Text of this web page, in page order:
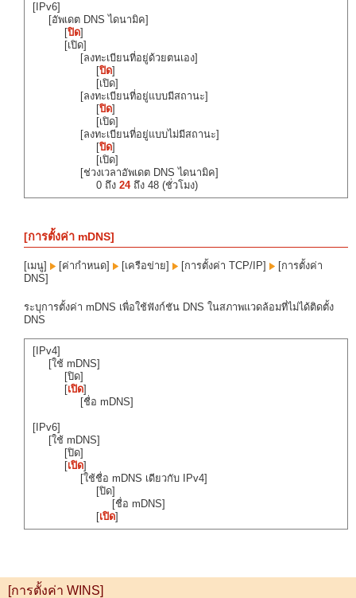
[IPv6]
[อัพเดต DNS ไดนามิค]
[ปิด]
[เปิด]
[ลงทะเบียนที่อยู่ด้วยตนเอง]
[ปิด]
[เปิด]
[ลงทะเบียนที่อยู่แบบมีสถานะ]
[ปิด]
[เปิด]
[ลงทะเบียนที่อยู่แบบไม่มีสถานะ]
[ปิด]
[เปิด]
[ช่วงเวลาอัพเดต DNS ไดนามิค]
0 ถึง 24ถึง 48 (ชั่วโมง)
[การตั้งค่า mDNS]
[เมนู] [ค่ากำหนด] [เครือข่าย] [การตั้งค่า TCP/IP]
[การตั้งค่า
DNS]
ระบุการตั้งค่า mDNS เพื่อใช้ฟังก์ชัน DNS ในสภาพแวดล้อมที่ไม่ได้ติดตั้ง
DNS
[IPv4]
[ใช้ mDNS]
[ปิด]
[เปิด]
[ชื่อ mDNS]
[IPv6]
[ใช้ mDNS]
[ปิด]
[เปิด]
[ใช้ชื่อ mDNS เดียวกับ IPv4]
[ปิด]
[ชื่อ mDNS]
[เปิด]
[การตั้งค่า WINS]